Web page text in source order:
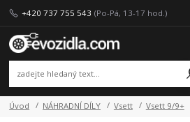
+420 737 755 543 (Po-Pá, 13-17 hod.)
Úvod NÁHRADNÍ DÍLY Vsett Vsett 9/9+